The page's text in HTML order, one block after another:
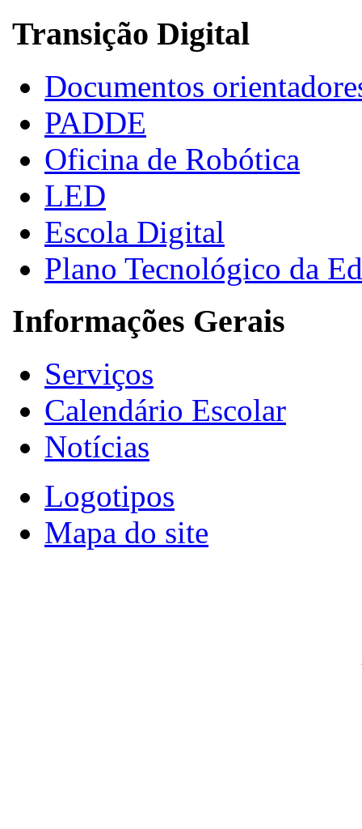
Transição Digital
Documentos
PADDE
Oficina de Robótica
LED
Escola Digital
Plano Tecnológico da
Informações Gerais
Serviços
Calendário Escolar
Notícias
Logotipos
Mapa do site